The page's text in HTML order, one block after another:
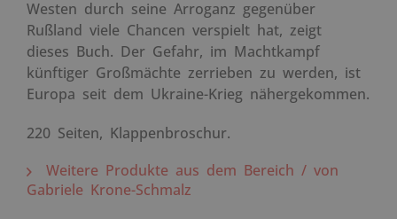
Westen durch seine Arroganz gegenüber
Rußland viele Chancen verspielt hat, zeigt
dieses Buch. Der Gefahr, im Machtkampf
künftiger Großmächte zerrieben zu werden, ist
Europa seit dem Ukraine-Krieg nähergekommen.
220 Seiten, Klappenbroschur.
Weitere Produkte aus dem Bereich / von
Gabriele Krone-Schmalz